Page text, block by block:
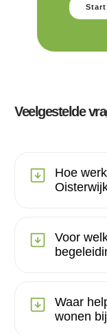
Start
Veelgestelde
Hoe
Voor
Waar
wonen